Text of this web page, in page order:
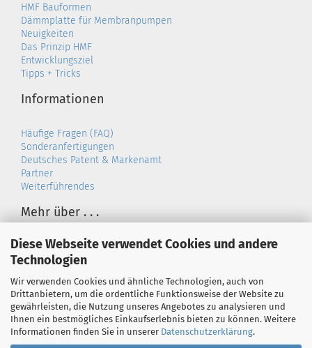
Diese Webseite verwendet Cookies und andere
Technologien
Wir verwenden Cookies und ähnliche Technologien, auch von
Drittanbietern, um die ordentliche Funktionsweise der Website zu
gewährleisten, die Nutzung unseres Angebotes zu analysieren und
Ihnen ein bestmögliches Einkaufserlebnis bieten zu können. Weitere
Informationen finden Sie in unserer Datenschutzerklärung.
HMF Bauformen
Dämmplatte für Membranpumpen
Neuigkeiten
Das Prinzip HMF
Entwicklungsziel
Tipps + Tricks
Informationen
Häufige Fragen (FAQ)
Sonderanfertigungen
Deutsches Patent & Markenamt
Partner
Weiterführendes
Mehr über . . .
Versandbedingungen
Juwel BioFlow
Rückrufservice
Kontakt
Geschäftsbedingungen
Privatsphäre und Datenschutz